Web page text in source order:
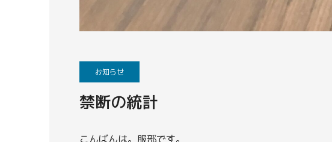
お知らせ
禁断の統計
こんばんは。服部です。